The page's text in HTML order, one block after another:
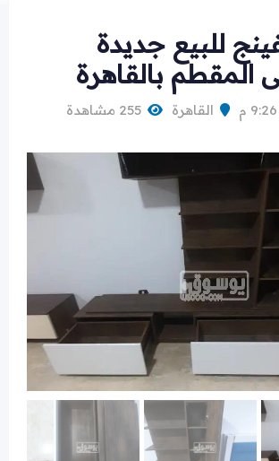
للبيع جديدة
المقطم بالقاهرة
القاهرة
255 مشاهدة